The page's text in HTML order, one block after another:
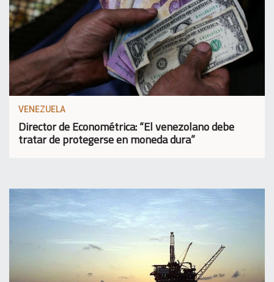
VENEZUELA
Director de Econométrica: “El venezolano debe
tratar de protegerse en moneda dura”